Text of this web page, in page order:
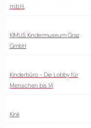
m.b.H.
KIMUS Kindermuseum Graz
GmbH
Kinderbüro - Die Lobby für
Menschen bis 14
Kink